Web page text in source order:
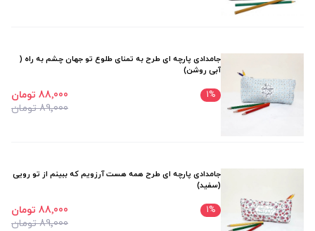
جامدادی پارچه ای طرح به تمنای طلوع تو جهان چشم به راه (
آبی روشن)
1%
89٬000 تومان
88٬000 تومان
جامدادی پارچه ای طرح همه هست آرزویم که ببینم از تو رویی
(سفید)
1%
89٬000 تومان
88٬000 تومان